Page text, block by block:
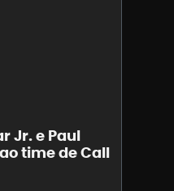
Jr. e Paul
time de Call